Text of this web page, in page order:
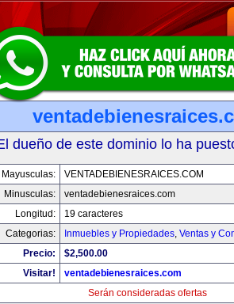
dueño de este dominio lo ha
Mayusculas:
VENTADEBIENESRAICES.COM
Minusculas:
ventadebienesraices.com
Longitud:
19 caracteres
Categorias:
Inmuebles y Propiedades, Ventas y
Precio:
$2,500.00
Visitar!
ventadebienesraices.com
Serán consideradas ofertas